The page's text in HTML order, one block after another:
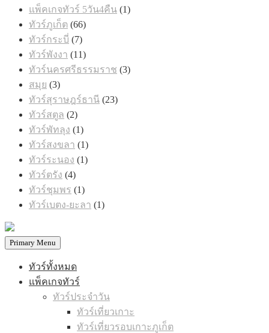
แพ็คเกจทัวร์ 5วัน4คืน 11
ทัวร์ภูเก็ต 6666
ทัวร์กระบี่ 77
สินค้า
ทัวร์พังงา 1111
ทัวร์นครศรีธรรมราช 33
สมุย 33
สินค้า
ทัวร์สุราษฎร์ธานี 2323
ทัวร์สตูล 22
สินค้า
ทัวร์พัทลุง 11
สินค้า
ทัวร์สงขลา 11
สินค้า
ทัวร์ระนอง 11
ทัวร์ตรัง 44
สินค้า
ทัวร์ชุมพร 11
สินค้า
ทัวร์เบตง-ยะลา 11
Primary Menu
ทัวร์ทั้งหมด
แพ็คเกจทัวร์
ทัวร์ประจำวัน
ทัวร์เที่ยวเกาะ
ทัวร์เที่ยวรอบเกาะภูเก็ต